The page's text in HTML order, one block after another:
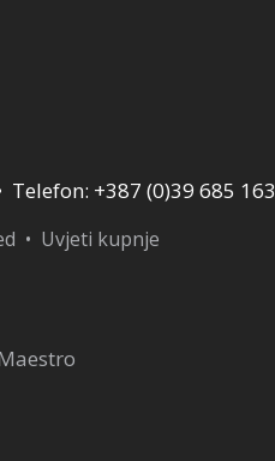
Telefon: +387 (0)39 685 163
• Uvjeti kupnje